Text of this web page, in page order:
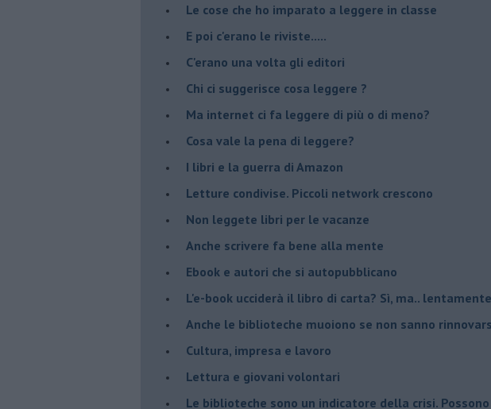
​Le cose che ho imparato a leggere in classe
​E poi c'erano le riviste.....
​C'erano una volta gli editori
​Chi ci suggerisce cosa leggere ?
​Ma internet ci fa leggere di più o di meno?
​Cosa vale la pena di leggere?
I libri e la guerra di Amazon
​Letture condivise. Piccoli network crescono
​Non leggete libri per le vacanze
​Anche scrivere fa bene alla mente
​Ebook e autori che si autopubblicano
​L'e-book ucciderà il libro di carta? Sì, ma.. lentamente
​Anche le biblioteche muoiono se non sanno
​Cultura, impresa e lavoro
​Lettura e giovani volontari
​Le biblioteche sono un indicatore della crisi.